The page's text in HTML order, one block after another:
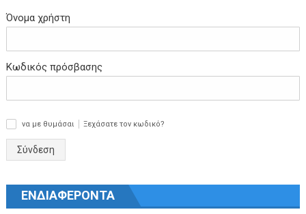
Όνομα χρήστη
Κωδικός πρόσβασης
να με θυμάσαι Ξεχάσατε τον κωδικό?
Σύνδεση
ΕΝΔΙΑΦΕΡΟΝΤΑ